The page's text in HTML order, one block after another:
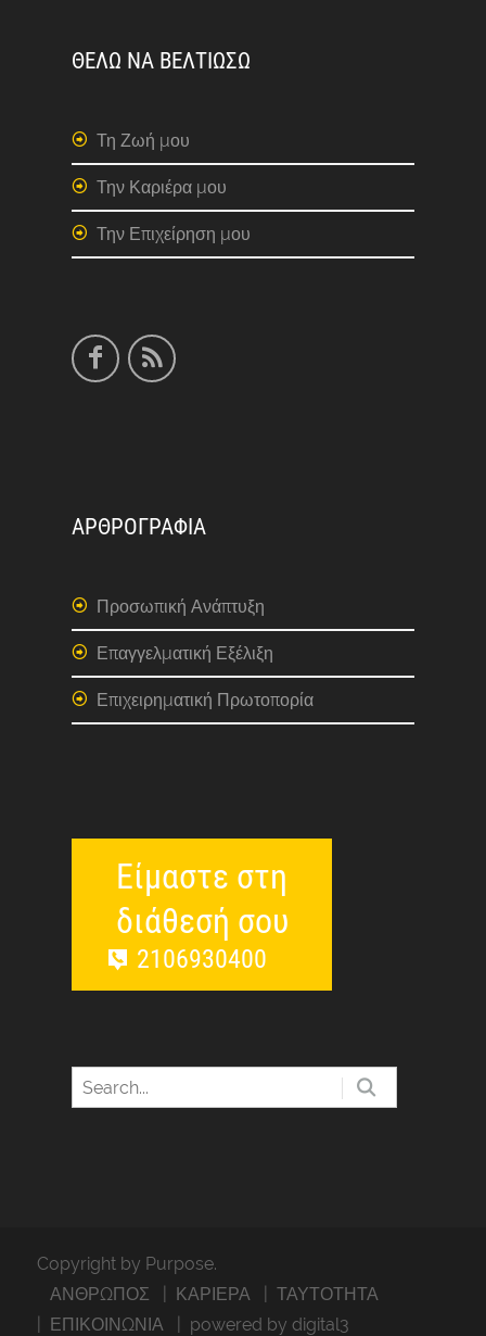
ΘΕΛΩ ΝΑ ΒΕΛΤΙΩΣΩ
Τη Ζωή μου
Την Καριέρα μου
Την Επιχείρηση μου
ΑΡΘΡΟΓΡΑΦΙΑ
Προσωπική Ανάπτυξη
Επαγγελματική Εξέλιξη
Επιχειρηματική Πρωτοπορία
Είμαστε στη
διάθεσή σου
2106930400
Copyright by Purpose.
ΑΝΘΡΩΠΟΣ
ΚΑΡΙΕΡΑ
ΤΑΥΤΟΤΗΤΑ
ΕΠΙΚΟΙΝΩΝΙΑ
powered by digital3